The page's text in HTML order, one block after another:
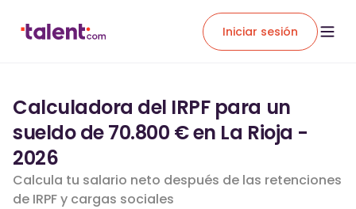
Iniciar sesión
Calculadora del IRPF para un
sueldo de 70.800 € en La Rioja -
2026
Calcula tu salario neto después de las retenciones
de IRPF y cargas sociales